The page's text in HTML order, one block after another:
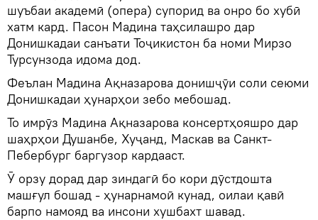
шуъбаи академӣ (опера) супорид ва онро бо хубӣ
хатм кард. Пасон Мадина таҳсилашро дар
Донишкадаи санъати Тоҷикистон ба номи Мирзо
Турсунзода идома дод.
Феълан Мадина Ақназарова донишҷӯи соли сеюми
Донишкадаи ҳунарҳои зебо мебошад.
То имрӯз Мадина Ақназарова консертҳояшро дар
шаҳрҳои Душанбе, Хуҷанд, Маскав ва Санкт-
Пебербург баргузор кардааст.
Ӯ орзу дорад дар зиндагӣ бо кори дӯстдошта
машғул бошад - ҳунарнамоӣ кунад, оилаи қавӣ
барпо намояд ва инсони хушбахт шавад.